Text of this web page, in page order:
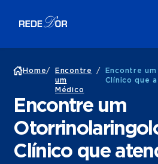
Home/
Encontre
um
Médico
/
Encontre
Clínico que
Encontre um
Clínico que